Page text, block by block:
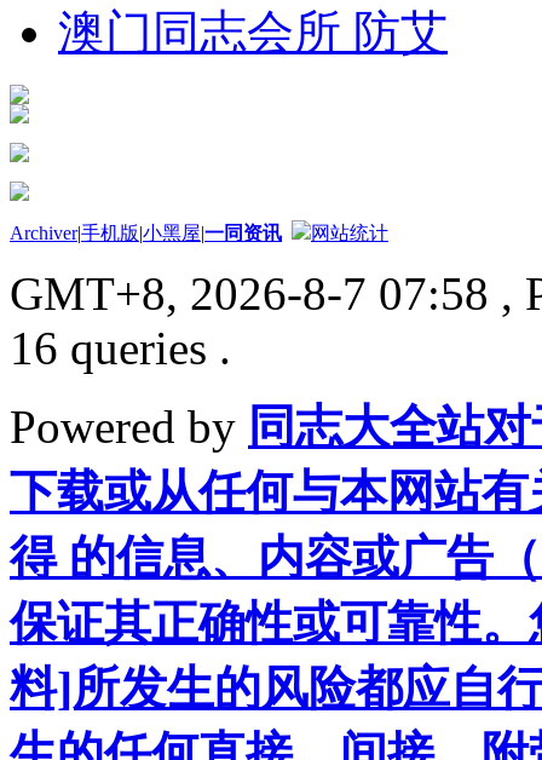
澳门同志会所 防艾
Archiver|手机版|小黑屋|一同资讯 网站统计
GMT+8, 2026-8-7 07:58 ,
16 queries .
Powered by 同志大全站
下载或从任何与本网站
得 的信息、内容或广告
保证其正确性或可靠性
料]所发生的风险都应自